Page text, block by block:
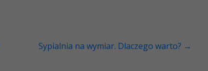
Sypialnia na wymiar. Dlaczego warto? →